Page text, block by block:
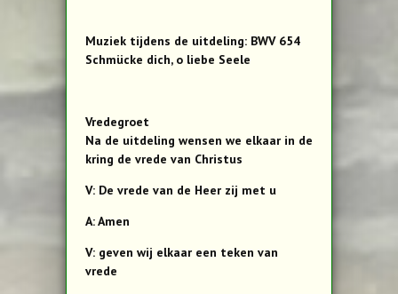
Muziek tijdens de uitdeling: BWV 654
Schmücke dich, o liebe Seele
Vredegroet
Na de uitdeling wensen we elkaar in de
kring de vrede van Christus
V: De vrede van de Heer zij met u
A: Amen
V: geven wij elkaar een teken van
vrede